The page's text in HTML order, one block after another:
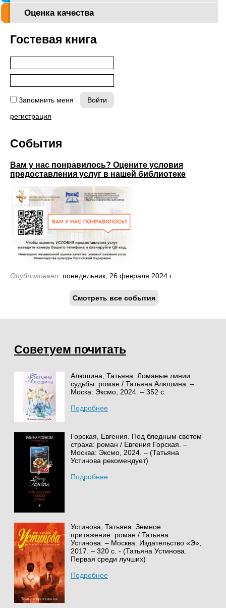
Оценка качества
Гостевая книга
Запомнить меня
регистрация
События
Вам у нас понравилось? Оцените условия
предоставления услуг в нашей библиотеке
Опубликовано: понедельник, 26 февраля 2024 г.
Смотреть все события
Советуем почитать
Алюшина, Татьяна. Ломаные линии
судьбы: роман / Татьяна Алюшина. –
Моска: Эксмо, 2024. – 352 с.
Подробнее
Горская, Евгения. Под бледным светом
страха: роман / Евгения Горская. –
Москва: Эксмо, 2024. – (Татьяна
Устинова рекомендует)
Подробнее
Устинова, Татьяна. Земное
притяжение: роман / Татьяна
Устинова. – Москва: Издательство «Э»,
2017. – 320 с. - (Татьяна Устинова.
Первая среди лучших)
Подробнее